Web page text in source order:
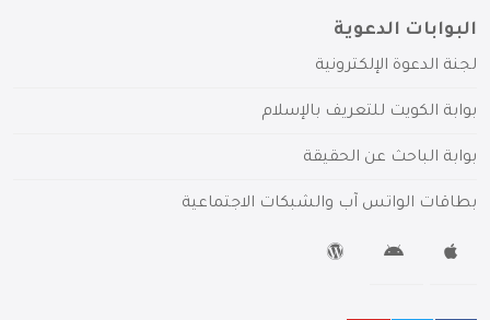
البوابات الدعوية
لجنة الدعوة الإلكترونية
بوابة الكويت للتعريف بالإسلام
بوابة الباحث عن الحقيقة
بطاقات الواتس آب والشبكات الاجتماعية